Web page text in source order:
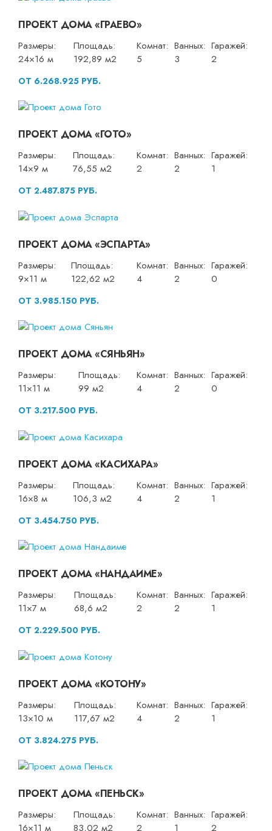
ПРОЕКТ ДОМА «ГРАЕВО»
Размеры:
24×16 м
Площадь:
192,89 м2
Комнат:
5
Ванных:
3
Гаражей:
2
ОТ 6.268.925 РУБ.
ПРОЕКТ ДОМА «ГОТО»
Размеры:
14×9 м
Площадь:
76,55 м2
Комнат:
2
Ванных:
2
Гаражей:
1
ОТ 2.487.875 РУБ.
ПРОЕКТ ДОМА «ЭСПАРТА»
Размеры:
9×11 м
Площадь:
122,62 м2
Комнат:
4
Ванных:
2
Гаражей:
0
ОТ 3.985.150 РУБ.
ПРОЕКТ ДОМА «СЯНЬЯН»
Размеры:
11×11 м
Площадь:
99 м2
Комнат:
4
Ванных:
2
Гаражей:
0
ОТ 3.217.500 РУБ.
ПРОЕКТ ДОМА «КАСИХАРА»
Размеры:
16×8 м
Площадь:
106,3 м2
Комнат:
4
Ванных:
2
Гаражей:
1
ОТ 3.454.750 РУБ.
ПРОЕКТ ДОМА «НАНДАИМЕ»
Размеры:
11×7 м
Площадь:
68,6 м2
Комнат:
2
Ванных:
2
Гаражей:
1
ОТ 2.229.500 РУБ.
ПРОЕКТ ДОМА «КОТОНУ»
Размеры:
13×10 м
Площадь:
117,67 м2
Комнат:
4
Ванных:
2
Гаражей:
1
ОТ 3.824.275 РУБ.
ПРОЕКТ ДОМА «ПЕНЬСК»
Размеры:
16×11 м
Площадь:
83,02 м2
Комнат:
2
Ванных:
1
Гаражей:
2